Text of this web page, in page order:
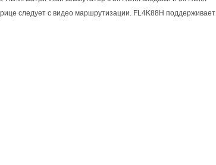
следует с видео маршрутизации. FL4K88H поддерживает